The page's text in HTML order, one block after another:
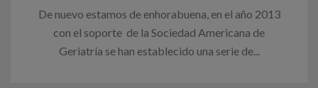
De nuevo estamos de enhorabuena, en el año 2013
con el soporte de la Sociedad Americana de
Geriatría se han establecido una serie de...